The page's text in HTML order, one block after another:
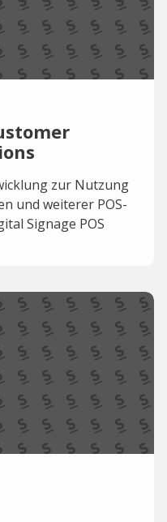
zur Nutzung
und weiterer POS-
Signage POS